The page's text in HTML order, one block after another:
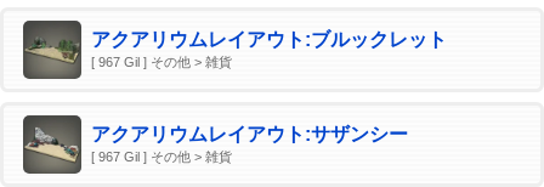
アクアリウムレイアウト:ブルックレット
[ 967 Gil ] その他 > 雑貨
アクアリウムレイアウト:サザンシー
[ 967 Gil ] その他 > 雑貨